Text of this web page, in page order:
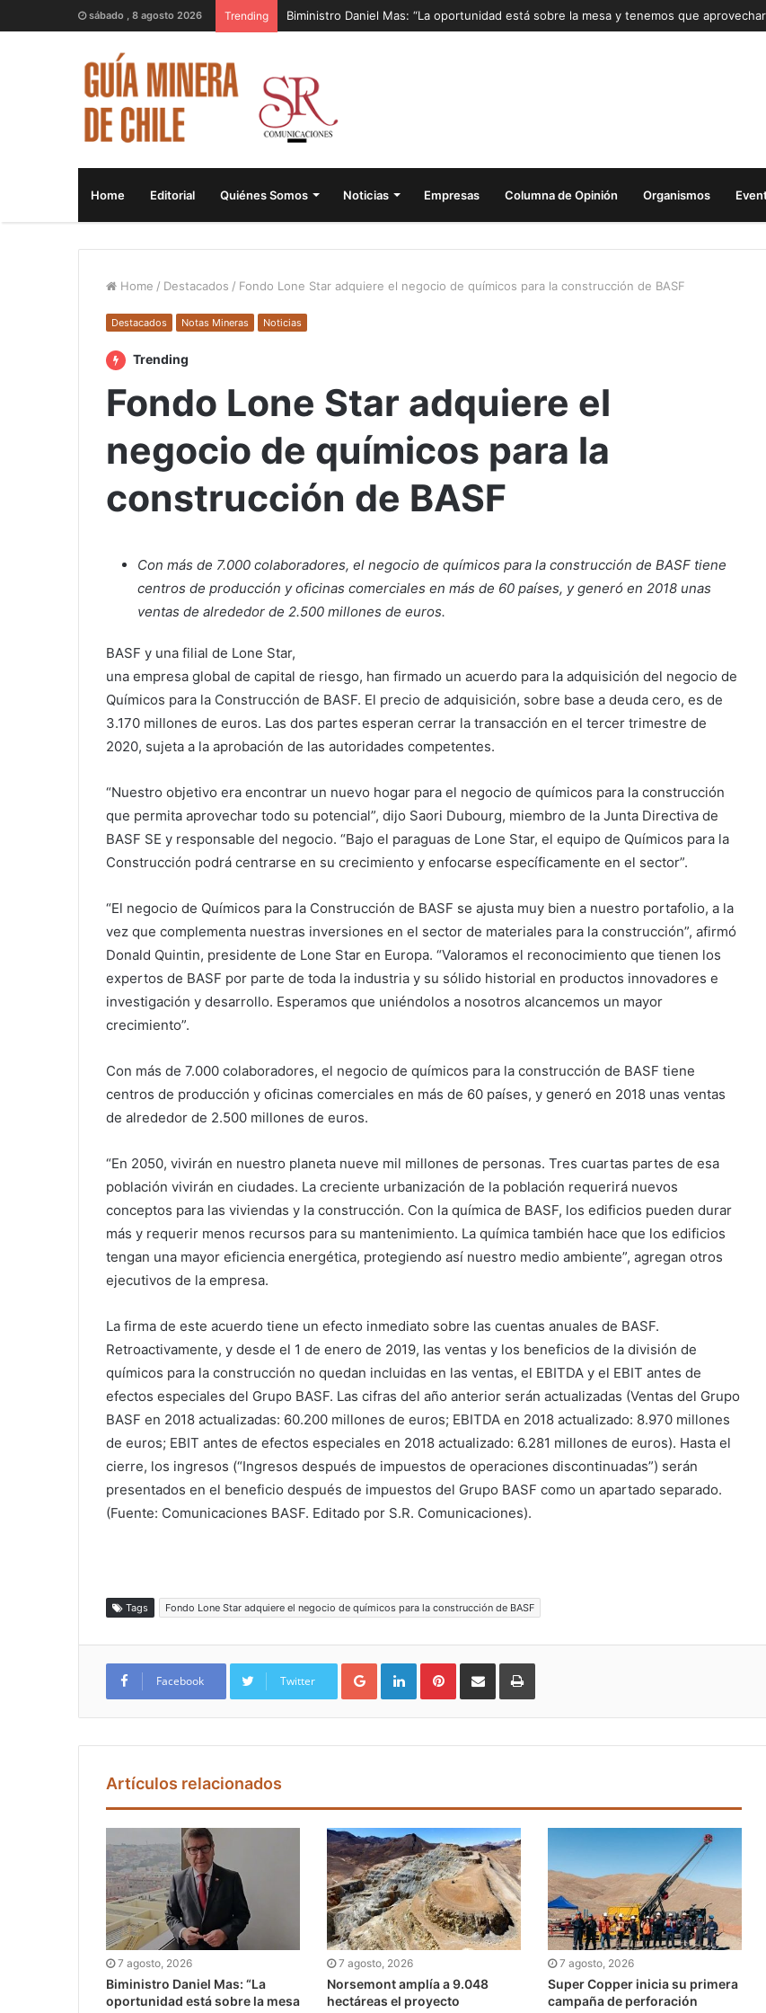
sábado , 8 agosto 2026 Trending Biministro Daniel Mas: “La oportunidad está sobre la mesa y tenemos que
Home Editorial Quiénes Somos Noticias Empresas Columna de Opinión Organismos
Home / Destacados / Fondo Lone Star adquiere el negocio de químicos para la construcción de BASF
Destacados Notas Mineras Noticias
Trending
Fondo Lone Star adquiere el
negocio de químicos para la
construcción de BASF
Con más de 7.000 colaboradores, el negocio de químicos para la construcción de BASF tiene
centros de producción y oficinas comerciales en más de 60 países, y generó en 2018 unas
ventas de alrededor de 2.500 millones de euros.
BASF y una filial de Lone Star,
una empresa global de capital de riesgo, han firmado un acuerdo para la adquisición del negocio de
Químicos para la Construcción de BASF. El precio de adquisición, sobre base a deuda cero, es de
3.170 millones de euros. Las dos partes esperan cerrar la transacción en el tercer trimestre de
2020, sujeta a la aprobación de las autoridades competentes.
“Nuestro objetivo era encontrar un nuevo hogar para el negocio de químicos para la construcción
que permita aprovechar todo su potencial”, dijo Saori Dubourg, miembro de la Junta Directiva de
BASF SE y responsable del negocio. “Bajo el paraguas de Lone Star, el equipo de Químicos para la
Construcción podrá centrarse en su crecimiento y enfocarse específicamente en el sector”.
“El negocio de Químicos para la Construcción de BASF se ajusta muy bien a nuestro portafolio, a la
vez que complementa nuestras inversiones en el sector de materiales para la construcción”, afirmó
Donald Quintin, presidente de Lone Star en Europa. “Valoramos el reconocimiento que tienen los
expertos de BASF por parte de toda la industria y su sólido historial en productos innovadores e
investigación y desarrollo. Esperamos que uniéndolos a nosotros alcancemos un mayor
crecimiento”.
Con más de 7.000 colaboradores, el negocio de químicos para la construcción de BASF tiene
centros de producción y oficinas comerciales en más de 60 países, y generó en 2018 unas ventas
de alrededor de 2.500 millones de euros.
“En 2050, vivirán en nuestro planeta nueve mil millones de personas. Tres cuartas partes de esa
población vivirán en ciudades. La creciente urbanización de la población requerirá nuevos
conceptos para las viviendas y la construcción. Con la química de BASF, los edificios pueden durar
más y requerir menos recursos para su mantenimiento. La química también hace que los edificios
tengan una mayor eficiencia energética, protegiendo así nuestro medio ambiente”, agregan otros
ejecutivos de la empresa.
La firma de este acuerdo tiene un efecto inmediato sobre las cuentas anuales de BASF.
Retroactivamente, y desde el 1 de enero de 2019, las ventas y los beneficios de la división de
químicos para la construcción no quedan incluidas en las ventas, el EBITDA y el EBIT antes de
efectos especiales del Grupo BASF. Las cifras del año anterior serán actualizadas (Ventas del Grupo
BASF en 2018 actualizadas: 60.200 millones de euros; EBITDA en 2018 actualizado: 8.970 millones
de euros; EBIT antes de efectos especiales en 2018 actualizado: 6.281 millones de euros). Hasta el
cierre, los ingresos (“Ingresos después de impuestos de operaciones discontinuadas”) serán
presentados en el beneficio después de impuestos del Grupo BASF como un apartado separado.
(Fuente: Comunicaciones BASF. Editado por S.R. Comunicaciones).
Tags Fondo Lone Star adquiere el negocio de químicos para la construcción de BASF
Facebook Twitter
Google+ LinkedIn Pinterest
Artículos relacionados
7 agosto, 2026
Biministro Daniel Mas: “La
oportunidad está sobre la mesa
7 agosto, 2026
Norsemont amplía a 9.048
hectáreas el proyecto
7 agosto, 2026
Super Copper inicia su primera
campaña de perforación